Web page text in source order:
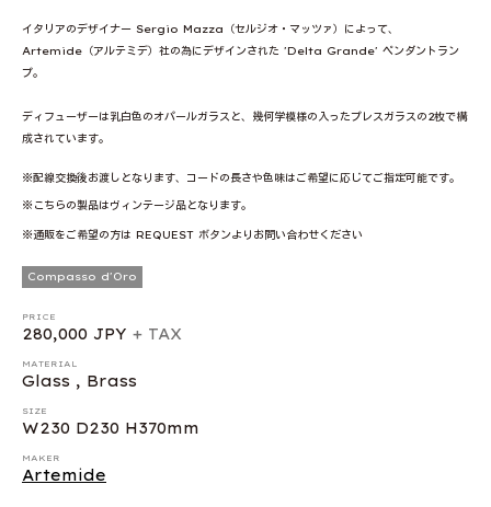
イタリアのデザイナー Sergio Mazza（セルジオ・マッツァ）によって、
Artemide（アルテミデ）社の為にデザインされた 'Delta Grande' ペンダントラン
プ。
ディフューザーは乳白色のオパールガラスと、幾何学模様の入ったプレスガラスの2枚で構
成されています。
※配線交換後お渡しとなります、コードの長さや色味はご希望に応じてご指定可能です。
※こちらの製品はヴィンテージ品となります。
※通販をご希望の方は REQUEST ボタンよりお問い合わせください
Compasso d'Oro
PRICE
280,000 JPY + TAX
MATERIAL
Glass , Brass
SIZE
W230 D230 H370mm
MAKER
Artemide